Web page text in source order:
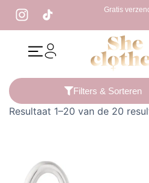
Gratis
/ Producten getagged
Filters & Sorteren
Resultaat 1–20 van de 20